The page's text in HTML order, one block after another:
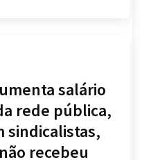
salário
rede pública,
sindicalistas,
recebeu